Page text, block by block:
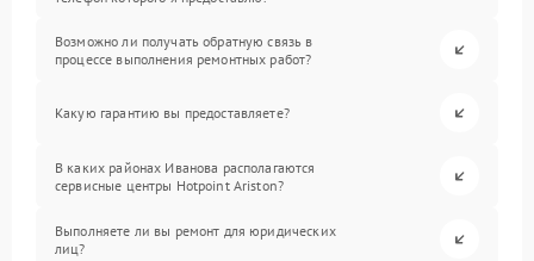
Возможно ли получать обратную связь в
процессе выполнения ремонтных работ?
Какую гарантию вы предоставляете?
В каких районах Иванова располагаются
сервисные центры Hotpoint Ariston?
Выполняете ли вы ремонт для юридических
лиц?